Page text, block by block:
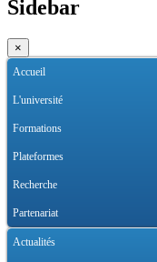
Sidebar
×
Accueil
L'université
Formations
Plateformes
Recherche
Partenariat
Actualités